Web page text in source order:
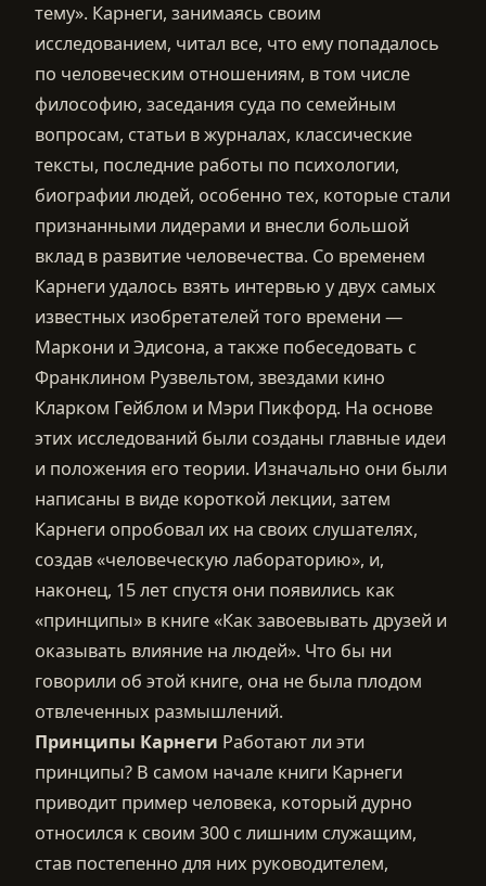
тему». Карнеги, занимаясь своим
исследованием, читал все, что ему попадалось
по человеческим отношениям, в том числе
философию, заседания суда по семейным
вопросам, статьи в журналах, классические
тексты, последние работы по психологии,
биографии людей, особенно тех, которые стали
признанными лидерами и внесли большой
вклад в развитие человечества. Со временем
Карнеги удалось взять интервью у двух самых
известных изобретателей того времени —
Маркони и Эдисона, а также побеседовать с
Франклином Рузвельтом, звездами кино
Кларком Гейблом и Мэри Пикфорд. На основе
этих исследований были созданы главные идеи
и положения его теории. Изначально они были
написаны в виде короткой лекции, затем
Карнеги опробовал их на своих слушателях,
создав «человеческую лабораторию», и,
наконец, 15 лет спустя они появились как
«принципы» в книге «Как завоевывать друзей и
оказывать влияние на людей». Что бы ни
говорили об этой книге, она не была плодом
отвлеченных размышлений.
Принципы Карнеги Работают ли эти
принципы? В самом начале книги Карнеги
приводит пример человека, который дурно
относился к своим 300 с лишним служащим,
став постепенно для них руководителем,